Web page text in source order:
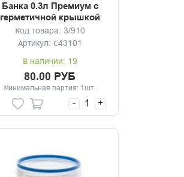
Банка 0.3л Премиум с
герметичной крышкой
Код товара: 3/910
Артикул: С43101
В наличии: 19
80.00 РУБ
Минимальная партия: 1шт.
- +